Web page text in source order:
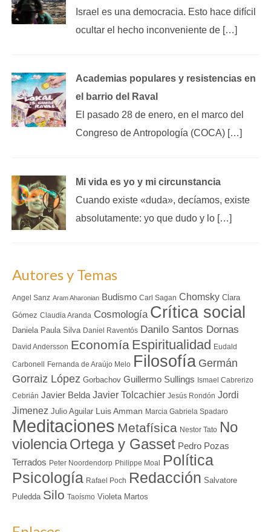
Israel es una democracia. Esto hace difícil
ocultar el hecho inconveniente de […]
Academias populares y resistencias en
el barrio del Raval
El pasado 28 de enero, en el marco del
Congreso de Antropología (COCA) […]
Mi vida es yo y mi circunstancia
Cuando existe «duda», decíamos, existe
absolutamente: yo que dudo y lo […]
Autores y Temas
Angel Sanz Aram Aharonian Budismo Carl Sagan Chomsky Clara
Gómez Claudia Aranda Cosmología Crítica social
Daniela Paula Silva Daniel Raventós Danilo Santos Dornas
David Andersson Economía Espiritualidad Eudald
Carbonell Fernanda de Araújo Melo Filosofía Germán
Gorraiz López Gorbachov Guillermo Sullings Ismael Cabrerizo
Cebrián Javier Belda Javier Tolcachier Jesús Rondón Jordi
Jimenez Julio Aguilar Luis Amman Marcia Gabriela Spadaro
Meditaciones Metafísica Nestor Tato No
violenciaOrtega y Gasset Pedro Pozas
Terrados Peter Noordendorp Philippe Moal
Política
Psicología Rafael Poch Redacción Salvatore
Puledda Silo Taoísmo Violeta Martos